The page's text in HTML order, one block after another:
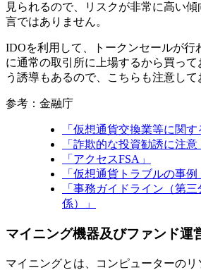
見られるので、リスクが非常に高い
言ではありません。
IDOを利用して、トークンセールが行
に通常の取引所に上場するから買っ
う誘導もあるので、こちらも注意して
参考：金融庁
「仮想通貨交換業等に関す
「詐欺的な投資勧誘に注意
「アクセスFSA」
「仮想通貨トラブルの事例
「事務ガイドライン（第
係）」
マイニング機器及びファンド運
マイニングとは、コンピューターの